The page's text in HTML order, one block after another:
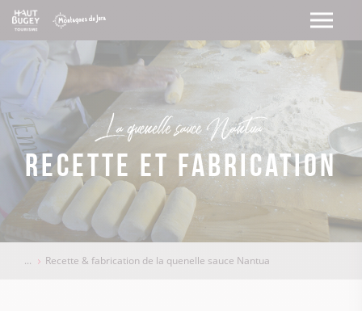
La quenelle sauce Nantua
Recette et fabrication
Recette & fabrication de la quenelle sauce Nantua